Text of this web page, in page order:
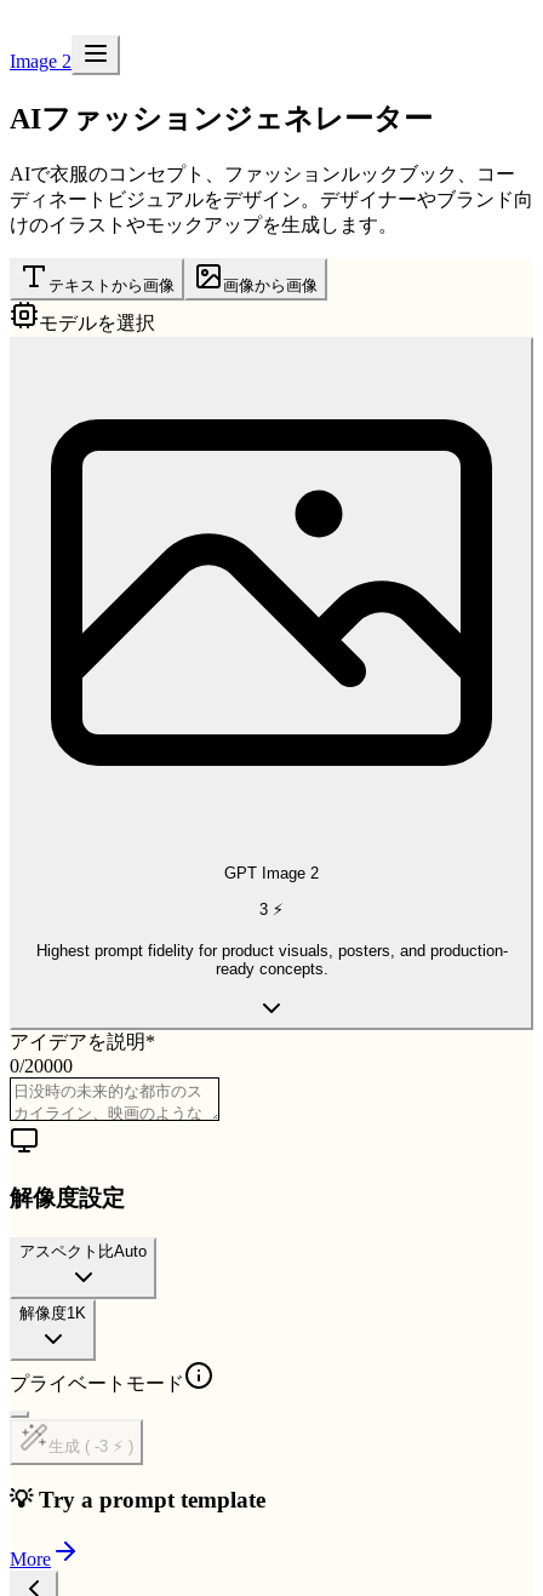
Image 2
AIファッションジェネレーター
AIで衣服のコンセプト、ファッションルックブック、コー
ディネートビジュアルをデザイン。デザイナーやブランド向
けのイラストやモックアップを生成します。
テキストから画像 画像から画像
モデルを選択
GPT Image 2
3 ⚡
Highest prompt fidelity for product visuals, posters, and production-
ready concepts.
アイデアを説明*
0/20000
解像度設定
アスペクト比Auto
解像度1K
プライベートモード
生成 ( -3 ⚡ )
💡 Try a prompt template
More